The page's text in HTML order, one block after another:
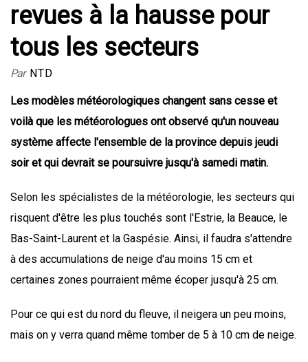
revues à la hausse pour
tous les secteurs
Par NTD
Les modèles météorologiques changent sans cesse et
voilà que les météorologues ont observé qu'un nouveau
système affecte l'ensemble de la province depuis jeudi
soir et qui devrait se poursuivre jusqu'à samedi matin.
Selon les spécialistes de la météorologie, les secteurs qui
risquent d'être les plus touchés sont l'Estrie, la Beauce, le
Bas-Saint-Laurent et la Gaspésie. Ainsi, il faudra s'attendre
à des accumulations de neige d'au moins 15 cm et
certaines zones pourraient même écoper jusqu'à 25 cm.
Pour ce qui est du nord du fleuve, il neigera un peu moins,
mais on y verra quand même tomber de 5 à 10 cm de neige.